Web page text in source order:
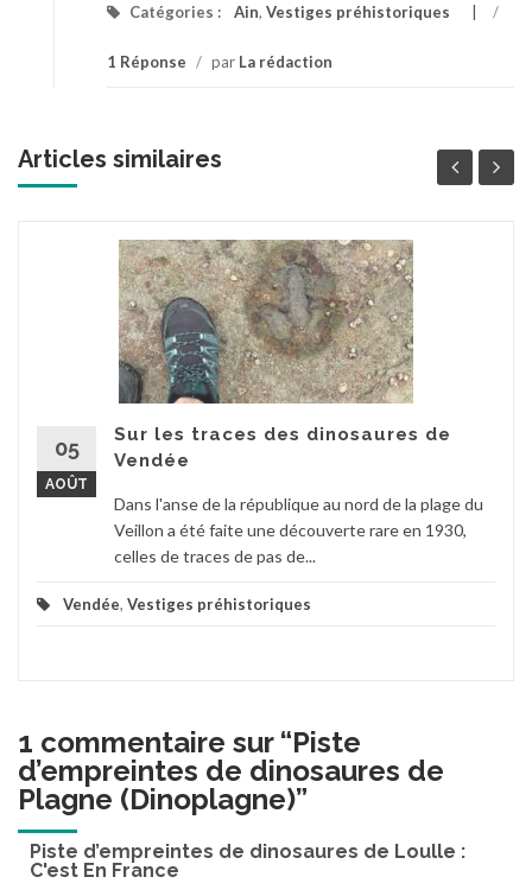
Catégories : Ain, Vestiges préhistoriques /
1 Réponse / par La rédaction
Articles similaires
05
AOÛT
Sur les traces des dinosaures de
Vendée
Dans l'anse de la république au nord de la plage du
Veillon a été faite une découverte rare en 1930,
celles de traces de pas de...
Vendée, Vestiges préhistoriques
1 commentaire sur “Piste
d’empreintes de dinosaures de
Plagne (Dinoplagne)”
Piste d’empreintes de dinosaures de Loulle :
C'est En France